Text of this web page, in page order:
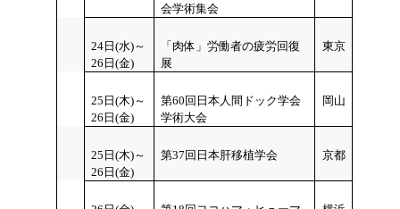
会学術集会
24日(水)～
26日(金)
「肉体」労働者の疲労回復
展
東京
25日(木)～
26日(金)
第60回日本人間ドック学会
学術大会
岡山
25日(木)～
26日(金)
第37回日本肝移植学会 京都